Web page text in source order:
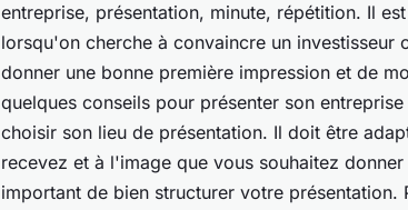
entreprise, présentation, minute, répétition. Il
lorsqu'on cherche à convaincre un investisseur
donner une bonne première impression et de
quelques conseils pour présenter son
choisir son lieu de présentation. Il doit être
recevez et à l'image que vous souhaitez
important de bien structurer votre présentation.